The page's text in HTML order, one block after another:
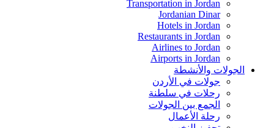
Transportation in Jordan
Jordanian Dinar
Hotels in Jordan
Restaurants in Jordan
Airlines to Jordan
Airports in Jordan
الجولات والأنشطة
جولات في الأردن
رحلات في سلطنة
الجمع بين الجولات
رحلة الأعمال